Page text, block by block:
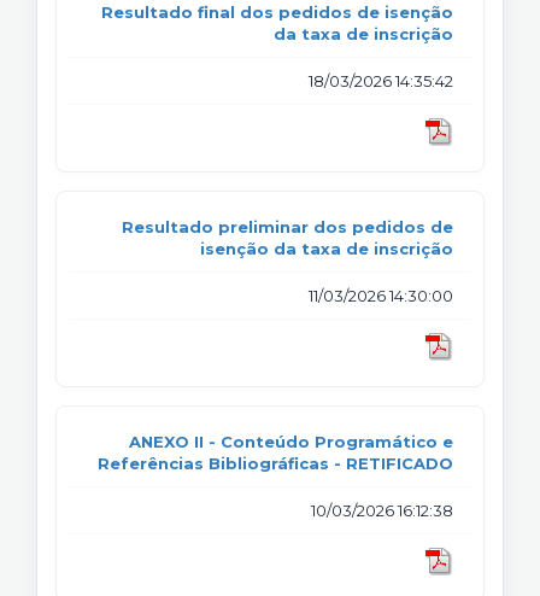
Resultado final dos pedidos de isenção
da taxa de inscrição
18/03/2026 14:35:42
Resultado preliminar dos pedidos de
isenção da taxa de inscrição
11/03/2026 14:30:00
ANEXO II - Conteúdo Programático e
Referências Bibliográficas - RETIFICADO
10/03/2026 16:12:38